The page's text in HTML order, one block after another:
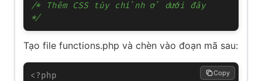
/* Thêm CSS tùy chỉnh ở dưới đây
*/
Tạo file functions.php và chèn vào đoạn mã sau:
<?php
Copy